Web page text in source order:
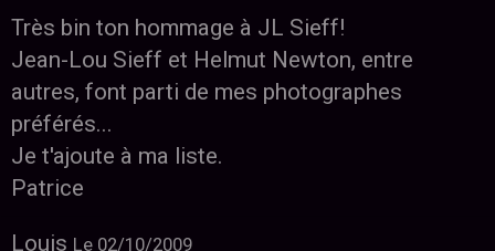
Très bin ton hommage à JL Sieff!
Jean-Lou Sieff et Helmut Newton, entre
autres, font parti de mes photographes
préférés...
Je t'ajoute à ma liste.
Patrice
Louis Le 02/10/2009